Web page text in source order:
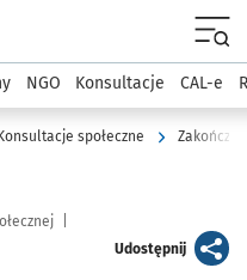
Rozmawia
NGO Konsultacje CAL-e
Konsultacje społeczne
Udostępnijartykuł